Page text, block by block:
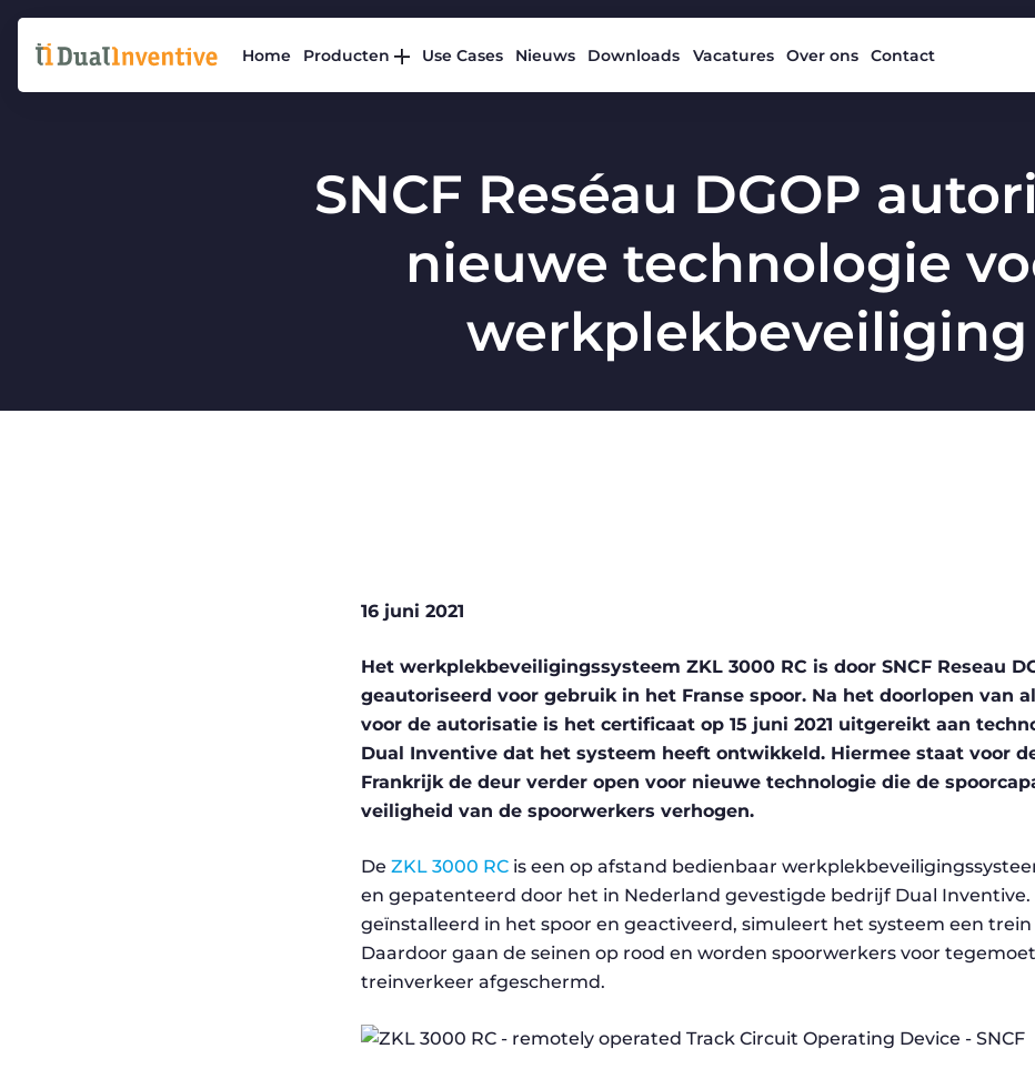
Home Producten Use Cases Nieuws Downloads Vacatures Over ons Contact
SNCF Reséau DGOP
nieuwe technologie
werkplekbeveiliging
16 juni 2021
Het werkplekbeveiligingssysteem ZKL 3000 RC is door SNCF Reseau
geautoriseerd voor gebruik in het Franse spoor. Na het doorlopen van
voor de autorisatie is het certificaat op 15 juni 2021 uitgereikt aan
Dual Inventive dat het systeem heeft ontwikkeld. Hiermee staat voor
Frankrijk de deur verder open voor nieuwe technologie die de
veiligheid van de spoorwerkers verhogen.
De ZKL 3000 RCis een op afstand bedienbaar
en gepatenteerd door het in Nederland gevestigde bedrijf Dual Inventive.
geïnstalleerd in het spoor en geactiveerd, simuleert het systeem een trein
Daardoor gaan de seinen op rood en worden spoorwerkers voor
treinverkeer afgeschermd.